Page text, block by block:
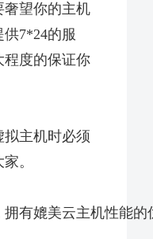
奢望你的主机
7*24的服
程度的保证你
主机时必须
。
有媲美云主机性能